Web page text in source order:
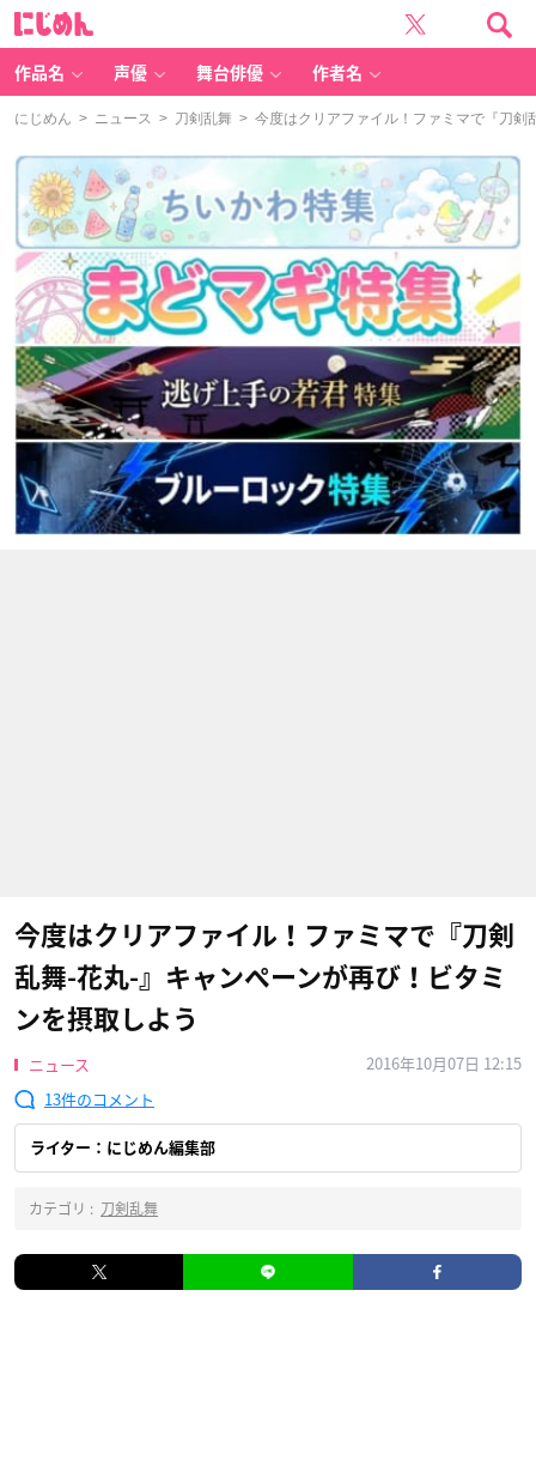
作品名 声優 舞台俳優 作者名
にじめん > ニュース > 刀剣乱舞 > 今度はクリアファイル！ファミマで『刀剣
今度はクリアファイル！ファミマで『刀剣
乱舞-花丸-』キャンペーンが再び！ビタミ
ンを摂取しよう
ニュース
2016年10月07日 12:15
13
ライター：にじめん編集部
カテゴリ : 刀剣乱舞